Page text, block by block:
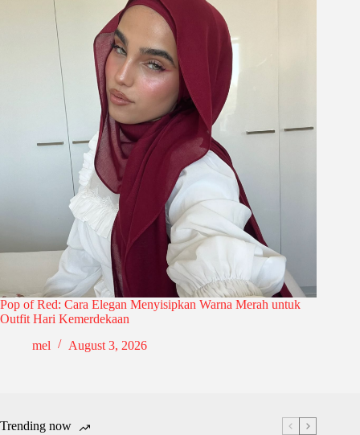
Pop of Red: Cara Elegan Menyisipkan Warna Merah untuk
Outfit Hari Kemerdekaan
mel
August 3, 2026
Trending now